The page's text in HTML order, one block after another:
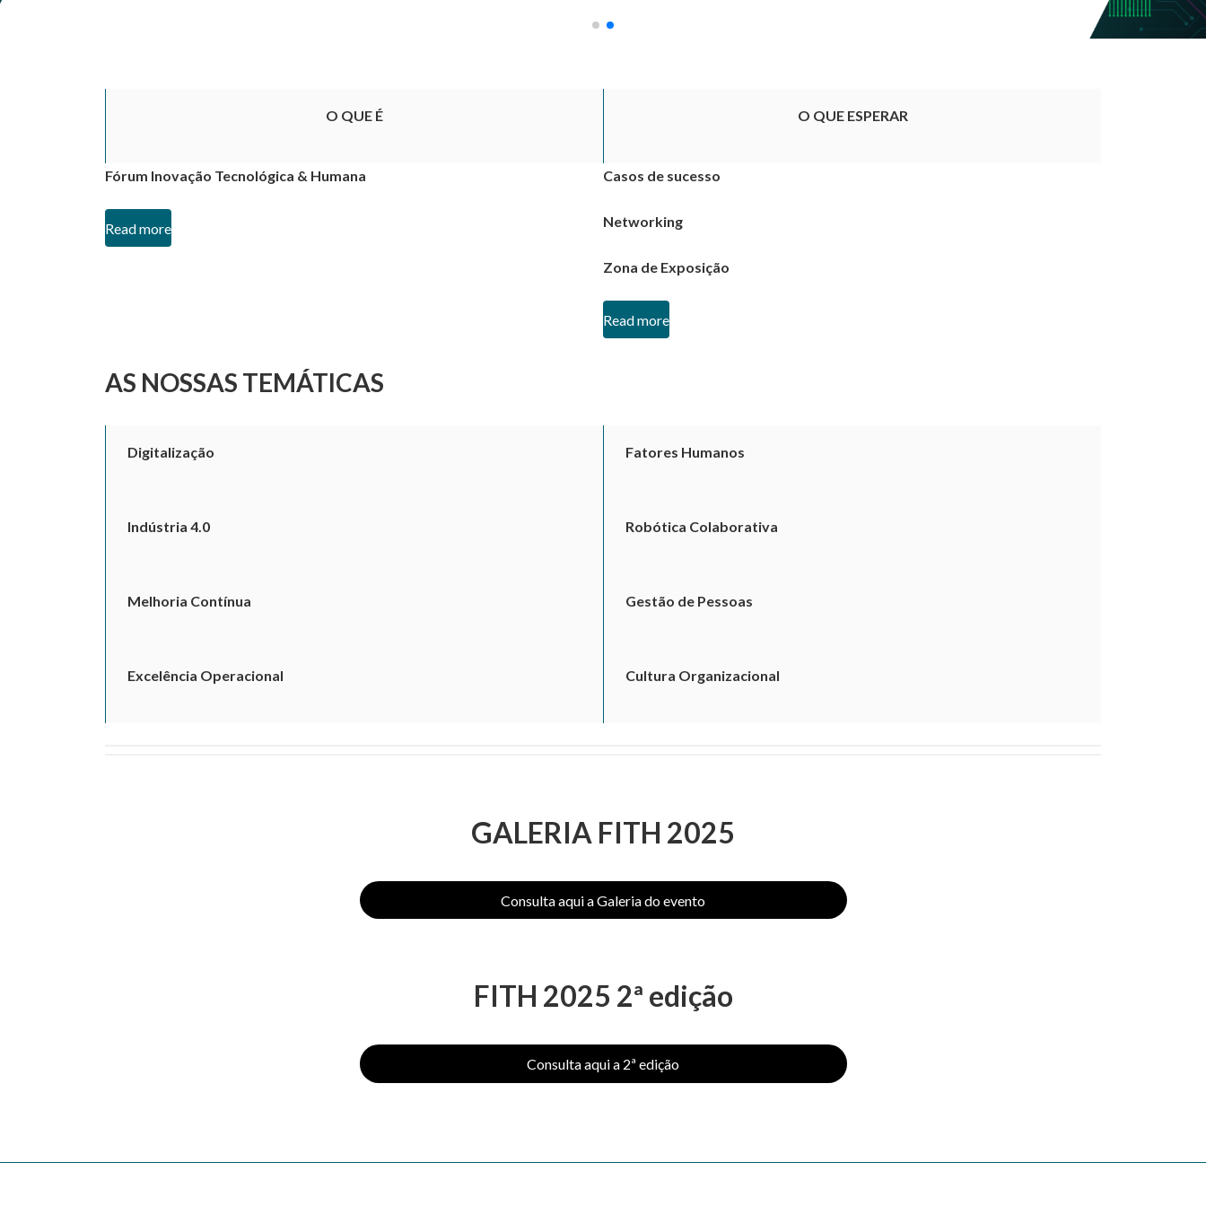
O QUE É
Fórum Inovação Tecnológica & Humana
Read more
O QUE ESPERAR
Casos de sucesso
Networking
Zona de Exposição
Read more
AS NOSSAS TEMÁTICAS
Digitalização
Indústria 4.0
Melhoria Contínua
Excelência Operacional
Fatores Humanos
Robótica Colaborativa
Gestão de Pessoas
Cultura Organizacional
GALERIA FITH 2025
Consulta aqui a Galeria do evento
FITH 2025 2ª edição
Consulta aqui a 2ª edição